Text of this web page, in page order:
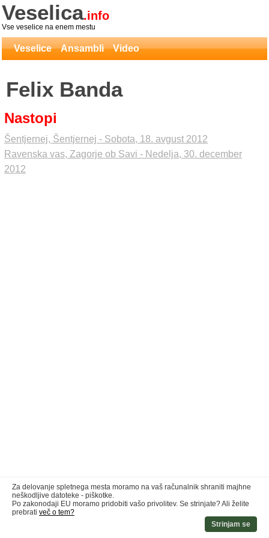
Veselica.info
Vse veselice na enem mestu
Veselice Ansambli Video
Felix Banda
Nastopi
Šentjernej, Šentjernej - Sobota, 18. avgust 2012
Ravenska vas, Zagorje ob Savi - Nedelja, 30. december
2012
Za delovanje spletnega mesta moramo na vaš računalnik shraniti majhne
neškodljive datoteke - piškotke.
Po zakonodaji EU moramo pridobiti vašo privolitev. Se strinjate? Ali želite
prebrati več o tem?
Strinjam se